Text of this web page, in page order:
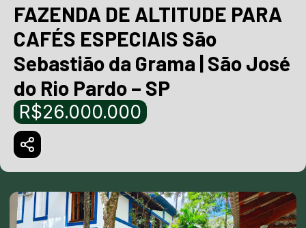
FAZENDA DE ALTITUDE PARA
CAFÉS ESPECIAIS São
Sebastião da Grama | São José
do Rio Pardo – SP
R$26.000.000